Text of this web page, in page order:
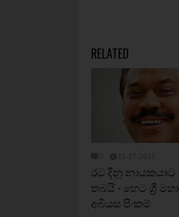
RELATED
රට දිනූ නායකයාට
තබයි - හෙට ශ්‍රී
අබියස පිංකම්